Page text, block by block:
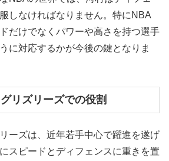
しなければなりません。特にNBA
だけでなくパワーや高さを持つ選手
に対応するかが今後の鍵となりま
リズリーズでの役割
ーズは、近年若手中心で躍進を遂げ
スピードとディフェンスに重きを置